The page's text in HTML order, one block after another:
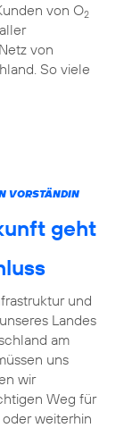
von O2
von
So viele
VORSTÄNDIN
geht
und
Landes
am
uns
wir
Weg für
weiterhin